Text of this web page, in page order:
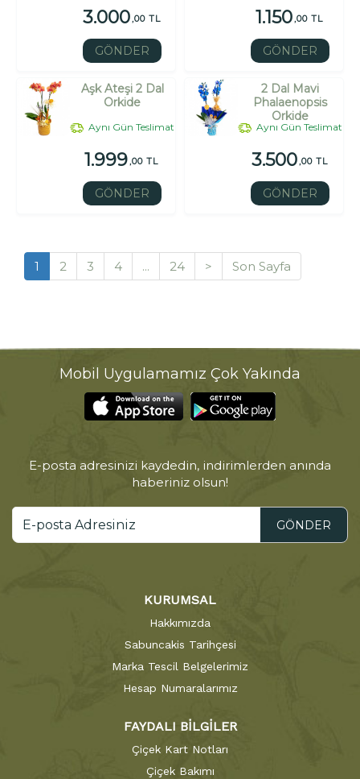
3.000,00 TL
GÖNDER
1.150,00 TL
GÖNDER
Aşk Ateşi 2 Dal
Orkide
Aynı Gün Teslimat
1.999,00 TL
GÖNDER
2 Dal Mavi
Phalaenopsis
Orkide
Aynı Gün Teslimat
3.500,00 TL
GÖNDER
1 2 3 4 ... 24 > Son Sayfa
Mobil Uygulamamız Çok Yakında
E-posta adresinizi kaydedin, indirimlerden anında
haberiniz olsun!
GÖNDER
KURUMSAL
Hakkımızda
Sabuncakis Tarihçesi
Marka Tescil Belgelerimiz
Hesap Numaralarımız
FAYDALI BİLGİLER
Çiçek Kart Notları
Çiçek Bakımı